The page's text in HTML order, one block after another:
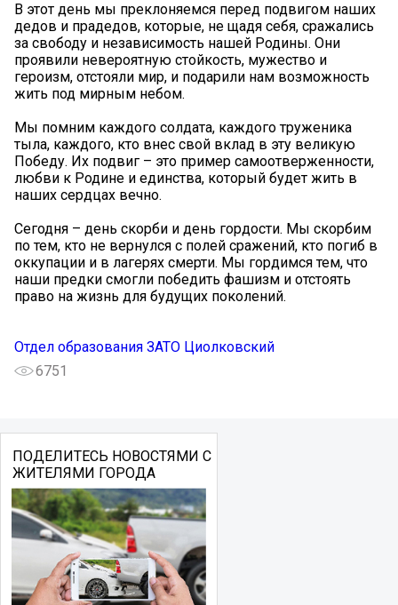
В этот день мы преклоняемся перед подвигом наших
дедов и прадедов, которые, не щадя себя, сражались
за свободу и независимость нашей Родины. Они
проявили невероятную стойкость, мужество и
героизм, отстояли мир, и подарили нам возможность
жить под мирным небом.
Мы помним каждого солдата, каждого труженика
тыла, каждого, кто внес свой вклад в эту великую
Победу. Их подвиг – это пример самоотверженности,
любви к Родине и единства, который будет жить в
наших сердцах вечно.
Сегодня – день скорби и день гордости. Мы скорбим
по тем, кто не вернулся с полей сражений, кто погиб в
оккупации и в лагерях смерти. Мы гордимся тем, что
наши предки смогли победить фашизм и отстоять
право на жизнь для будущих поколений.
Отдел образования ЗАТО Циолковский
6751
ПОДЕЛИТЕСЬ НОВОСТЯМИ С
ЖИТЕЛЯМИ ГОРОДА